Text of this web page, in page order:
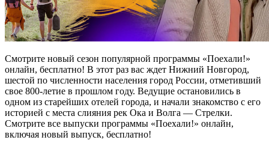
Смотрите новый сезон популярной программы «Поехали!»
онлайн, бесплатно! В этот раз вас ждет Нижний Новгород,
шестой по численности населения город России, отметивший
свое 800-летие в прошлом году. Ведущие остановились в
одном из старейших отелей города, и начали знакомство с его
историей с места слияния рек Ока и Волга — Стрелки.
Смотрите все выпуски программы «Поехали!» онлайн,
включая новый выпуск, бесплатно!